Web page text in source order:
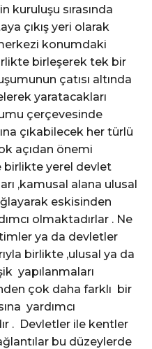
kuruluşu sırasında
çıkış yeri olarak
konumdaki
birleşerek tek bir
çatısı altında
yaratacakları
çerçevesinde
çıkabilecek her türlü
açıdan önemi
birlikte yerel devlet
,kamusal alana ulusal
eskisinden
olmaktadırlar . Ne
ya da devletler
birlikte ,ulusal ya da
yapılanmaları
çok daha farklı bir
yardımcı
. Devletler ile kentler
bu düzeylerde